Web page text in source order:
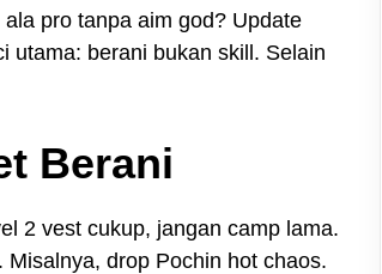
ala pro tanpa aim god? Update
utama: berani bukan skill. Selain
Berani
2 vest cukup, jangan camp lama.
Misalnya, drop Pochin hot chaos.